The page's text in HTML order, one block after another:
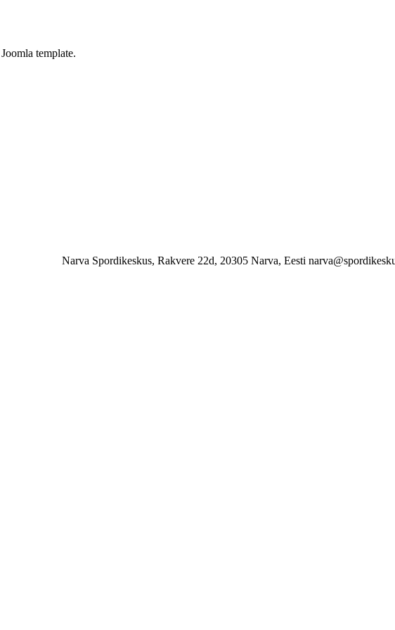
template.
Narva Spordikeskus, Rakvere 22d, 20305 Narva, Eesti